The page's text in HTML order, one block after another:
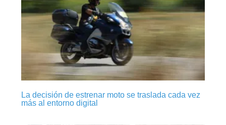
La decisión de estrenar moto se traslada cada vez
más al entorno digital